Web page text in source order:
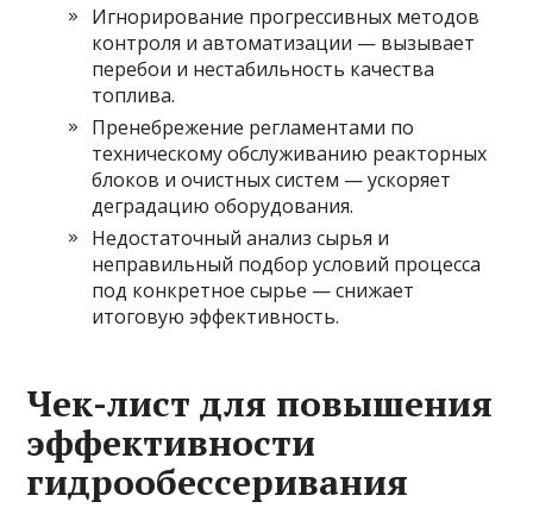
Игнорирование прогрессивных методов
контроля и автоматизации — вызывает
перебои и нестабильность качества
топлива.
Пренебрежение регламентами по
техническому обслуживанию реакторных
блоков и очистных систем — ускоряет
деградацию оборудования.
Недостаточный анализ сырья и
неправильный подбор условий процесса
под конкретное сырье — снижает
итоговую эффективность.
Чек-лист для повышения
эффективности
гидрообессеривания